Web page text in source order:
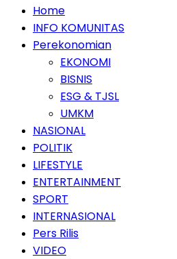
Home
INFO KOMUNITAS
Perekonomian
EKONOMI
BISNIS
ESG & TJSL
UMKM
NASIONAL
POLITIK
LIFESTYLE
ENTERTAINMENT
SPORT
INTERNASIONAL
Pers Rilis
VIDEO